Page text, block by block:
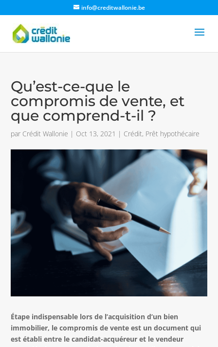
info@creditwallonie.be
Qu’est-ce-que le
compromis de vente, et
que comprend-t-il ?
par Crédit Wallonie | Oct 13, 2021 | Crédit, Prêt hypothécaire
Étape indispensable lors de l’acquisition d’un bien
immobilier, le compromis de vente est un document qui
est établi entre le candidat-acquéreur et le vendeur